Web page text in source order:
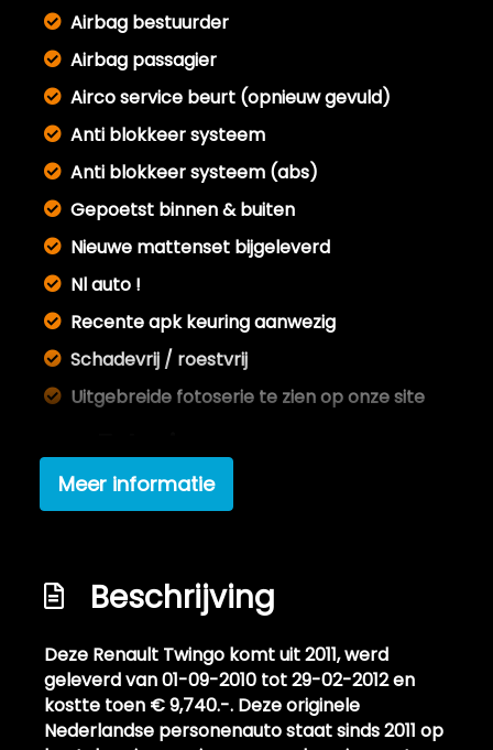
Airbag bestuurder
Airbag passagier
Airco service beurt (opnieuw gevuld)
Anti blokkeer systeem
Anti blokkeer systeem (abs)
Gepoetst binnen & buiten
Nieuwe mattenset bijgeleverd
Nl auto !
Recente apk keuring aanwezig
Schadevrij / roestvrij
Uitgebreide fotoserie te zien op onze site
Exterieur
Achterspoiler
Dakspoiler
Extra getint glas
Interieur
Airco
Meer informatie
Beschrijving
Deze Renault Twingo komt uit 2011, werd
geleverd van 01-09-2010 tot 29-02-2012 en
kostte toen € 9,740.-. Deze originele
Nederlandse personenauto staat sinds 2011 op